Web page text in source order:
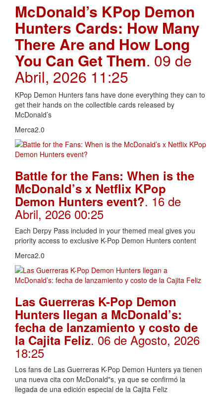
McDonald’s KPop Demon
Hunters Cards: How Many
There Are and How Long
You Can Get Them. 09 de
Abril, 2026 11:25
KPop Demon Hunters fans have done everything they can to
get their hands on the collectible cards released by
McDonald’s
Merca2.0
Battle for the Fans: When is the
McDonald’s x Netflix KPop
Demon Hunters event?. 16 de
Abril, 2026 00:25
Each Derpy Pass included in your themed meal gives you
priority access to exclusive K-Pop Demon Hunters content
Merca2.0
Las Guerreras K-Pop Demon
Hunters llegan a McDonald’s:
fecha de lanzamiento y costo de
la Cajita Feliz. 06 de Agosto, 2026
18:25
Los fans de Las Guerreras K-Pop Demon Hunters ya tienen
una nueva cita con McDonald"s, ya que se confirmó la
llegada de una edición especial de la Cajita Feliz